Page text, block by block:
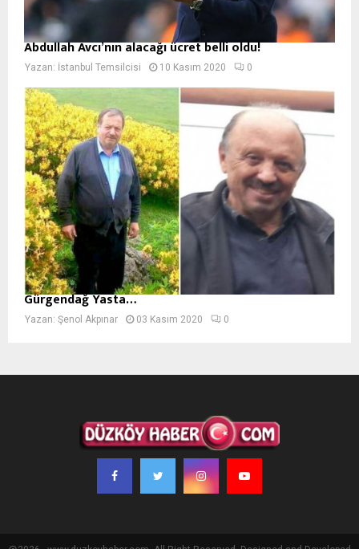
Abdullah Avcı’nın alacağı ücret belli oldu!
Yazan: İstanbul Temsilcisi 10 Kasım 2020 0
Gürgendağ Yasta…
Yazan: Şenol Akpınar 03 Kasım 2020 0